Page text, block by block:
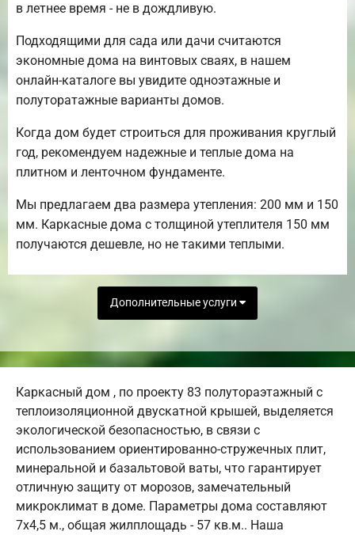
в летнее время - не в дождливую.
Подходящими для сада или дачи считаются
экономные дома на винтовых сваях, в нашем
онлайн-каталоге вы увидите одноэтажные и
полуторатажные варианты домов.
Когда дом будет строиться для проживания круглый
год, рекомендуем надежные и теплые дома на
плитном и ленточном фундаменте.
Мы предлагаем два размера утепления: 200 мм и 150
мм. Каркасные дома с толщиной утеплителя 150 мм
получаются дешевле, но не такими теплыми.
Дополнительные услуги
Каркасный дом , по проекту 83 полутораэтажный с
теплоизоляционной двускатной крышей, выделяется
экологической безопасностью, в связи с
использованием ориентированно-стружечных плит,
минеральной и базальтовой ваты, что гарантирует
отличную защиту от морозов, замечательный
микроклимат в доме. Параметры дома составляют
7х4,5 м., общая жилплощадь - 57 кв.м.. Наша